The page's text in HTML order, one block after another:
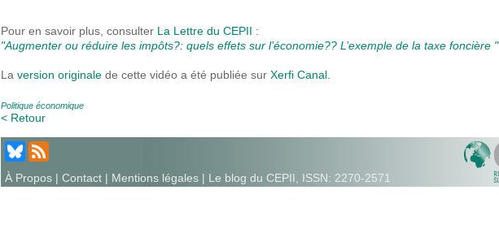
Pour en savoir plus, consulter La Lettre du CEPII :
"Augmenter ou réduire les impôts?: quels effets sur l’économie?? L’exemple de la taxe foncière "
La version originale de cette vidéo a été publiée sur Xerfi Canal.
Politique économique
< Retour
À Propos | Contact | Mentions légales | Le blog du CEPII, ISSN: 2270-2571